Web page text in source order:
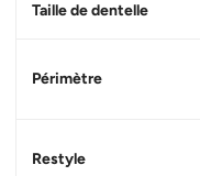
Taille de dentelle
Périmètre
Restyle